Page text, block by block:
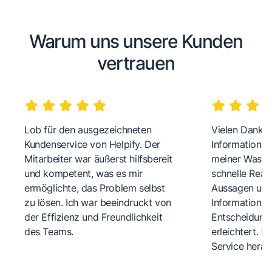
Warum uns unsere Kunden
vertrauen
Lob für den ausgezeichneten
Kundenservice von Helpify. Der
Mitarbeiter war äußerst hilfsbereit
und kompetent, was es mir
ermöglichte, das Problem selbst
zu lösen. Ich war beeindruckt von
der Effizienz und Freundlichkeit
des Teams.
Vielen Dank
meiner
schnelle
Aussagen
erleichtert.
Service